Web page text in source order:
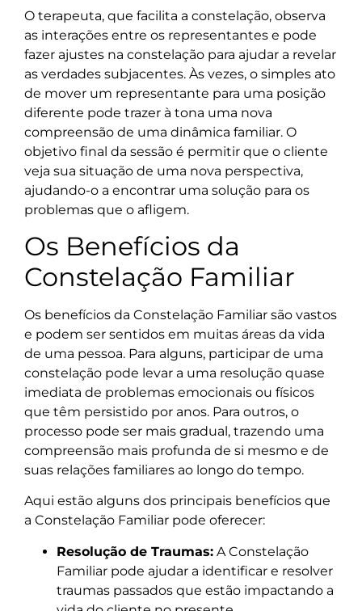
O terapeuta, que facilita a constelação, observa
as interações entre os representantes e pode
fazer ajustes na constelação para ajudar a revelar
as verdades subjacentes. Às vezes, o simples ato
de mover um representante para uma posição
diferente pode trazer à tona uma nova
compreensão de uma dinâmica familiar. O
objetivo final da sessão é permitir que o cliente
veja sua situação de uma nova perspectiva,
ajudando-o a encontrar uma solução para os
problemas que o afligem.
Os Benefícios da
Constelação Familiar
Os benefícios da Constelação Familiar são vastos
e podem ser sentidos em muitas áreas da vida
de uma pessoa. Para alguns, participar de uma
constelação pode levar a uma resolução quase
imediata de problemas emocionais ou físicos
que têm persistido por anos. Para outros, o
processo pode ser mais gradual, trazendo uma
compreensão mais profunda de si mesmo e de
suas relações familiares ao longo do tempo.
Aqui estão alguns dos principais benefícios que
a Constelação Familiar pode oferecer:
Resolução de Traumas: A Constelação
Familiar pode ajudar a identificar e resolver
traumas passados que estão impactando a